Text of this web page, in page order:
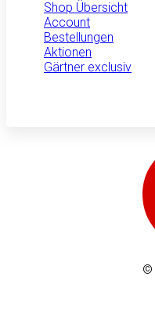
Shop Übersicht
Account
Bestellungen
Aktionen
Gärtner exclusiv
©